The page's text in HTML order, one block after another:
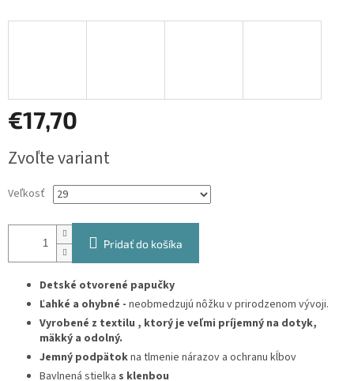
€17,70
cena:
Zvoľte variant
Veľkosť
Pridať do košíka
Detské otvorené papučky
Ľahké a ohybné - neobmedzujú nôžku v prirodzenom vývoji.
Vyrobené z textilu , ktorý je veľmi príjemný na dotyk,
mäkký a odolný.
Jemný podpätokna tlmenie nárazov a ochranu kĺbov
Bavlnená stielka s klenbou